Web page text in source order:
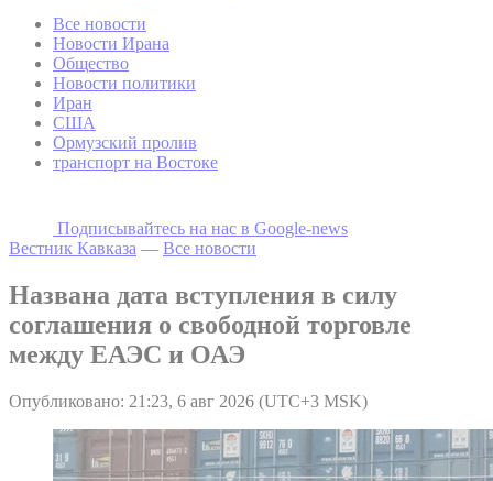
Все новости
Новости Ирана
Общество
Новости политики
Иран
США
Ормузский пролив
транспорт на Востоке
Подписывайтесь на наc в Google-news
Вестник Кавказа — Все новости
Названа дата вступления в силу
соглашения о свободной торговле
между ЕАЭС и ОАЭ
Опубликовано: 21:23, 6 авг 2026 (UTC+3 MSK)